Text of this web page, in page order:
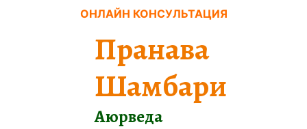
ОНЛАЙН КОНСУЛЬТАЦИЯ
Пранава
Шамбари
Аюрведа